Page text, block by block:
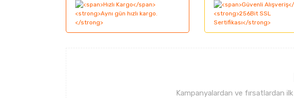
Ürün resmi kalitesiz, bozuk veya görüntülenemiyor.
Ürün açıklamasında eksik bilgiler bulunuyor.
Kampanyalardan ve fırsatlardan